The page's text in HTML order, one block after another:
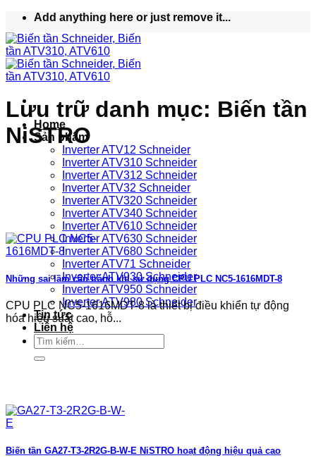
nội
dung
Add anything here or just remove it...
Home
Sản phẩm
Inverter ATV12 Schneider
Inverter ATV310 Schneider
Inverter ATV312 Schneider
Inverter ATV32 Schneider
Inverter ATV320 Schneider
Inverter ATV340 Schneider
Inverter ATV610 Schneider
Inverter ATV630 Schneider
Inverter ATV680 Schneider
Inverter ATV71 Schneider
Inverter ATV930 Schneider
Inverter ATV950 Schneider
Inverter ATV980 Schneider
Tin tức
Liên hệ
Tìm
kiếm:
Lưu trữ danh mục: Biến tần
NiSTRO
Những sai lầm cần tránh khi sử dụng CPU PLC NC5-1616MDT-8
CPU PLC NC5-1616MDT-8 là thiết bị điều khiển tự động
hóa hiệu suất cao, hỗ...
Biến tần GA27-T3-2R2G-B-W-E NiSTRO hoạt động hiệu quả cao